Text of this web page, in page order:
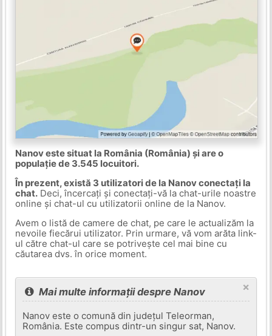
Nanov este situat la România (România) și are o
populație de 3.545 locuitori.
În prezent, există 3 utilizatori de la Nanov conectați la
chat.Deci, încercați și conectați-vă la chat-urile noastre
online și chat-ul cu utilizatorii online de la Nanov.
Avem o listă de camere de chat, pe care le actualizăm la
nevoile fiecărui utilizator. Prin urmare, vă vom arăta link-
ul către chat-ul care se potrivește cel mai bine cu
căutarea dvs. în orice moment.
×
Mai multe informații despre Nanov
Nanov este o comună din județul Teleorman,
România. Este compus dintr-un singur sat, Nanov.